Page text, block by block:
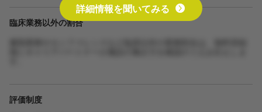
臨床業務以外の割合
評価制度
詳細情報を聞いてみる